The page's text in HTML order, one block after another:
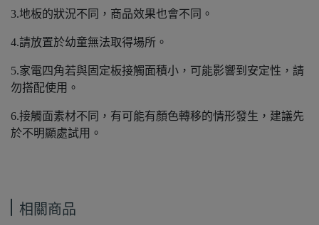
3.地板的狀況不同，商品效果也會不同。
4.請放置於幼童無法取得場所。
5.家電四角若與固定板接觸面積小，可能影響到安定性，請
勿搭配使用。
6.接觸面素材不同，有可能有顏色轉移的情形發生，建議先
於不明顯處試用。
相關商品